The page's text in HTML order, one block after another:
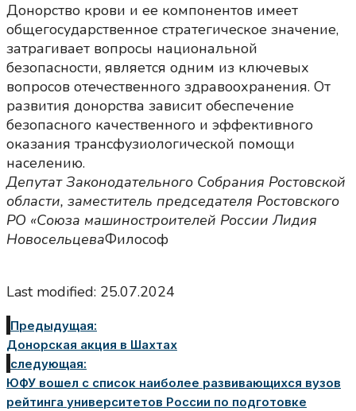
Донорство крови и ее компонентов имеет
общегосударственное стратегическое значение,
затрагивает вопросы национальной
безопасности, является одним из ключевых
вопросов отечественного здравоохранения. От
развития донорства зависит обеспечение
безопасного качественного и эффективного
оказания трансфузиологической помощи
населению.
Депутат Законодательного Собрания Ростовской
области, заместитель председателя Ростовского
РО «Союза машиностроителей России Лидия
НовосельцеваФилософ
Last modified: 25.07.2024
Предыдущая:
Донорская акция в Шахтах
следующая:
ЮФУ вошел с список наиболее развивающихся вузов
рейтинга университетов России по подготовке